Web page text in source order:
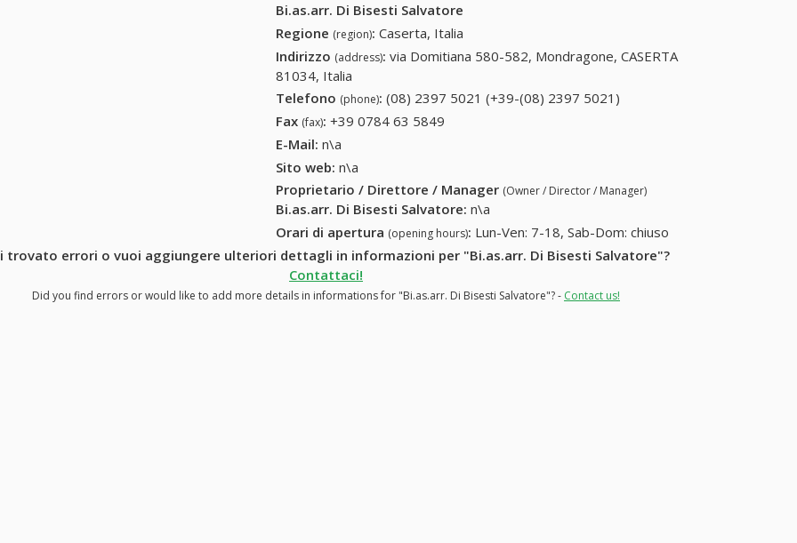
Bi.as.arr. Di Bisesti Salvatore
Regione (region): Caserta, Italia
Indirizzo (address): via Domitiana 580-582, Mondragone, CASERTA
81034, Italia
Telefono (phone): (08) 2397 5021 (+39-(08) 2397 5021)
Fax (fax): +39 0784 63 5849
E-Mail: n\a
Sito web: n\a
Proprietario / Direttore / Manager (Owner / Director / Manager)
Bi.as.arr. Di Bisesti Salvatore: n\a
Orari di apertura (opening hours): Lun-Ven: 7-18, Sab-Dom: chiuso
trovato errori o vuoi aggiungere ulteriori dettagli in informazioni per "Bi.as.arr. Di Bisesti Salvatore"?
Contattaci!
Did you find errors or would like to add more details in informations for "Bi.as.arr. Di Bisesti Salvatore"? - Contact us!